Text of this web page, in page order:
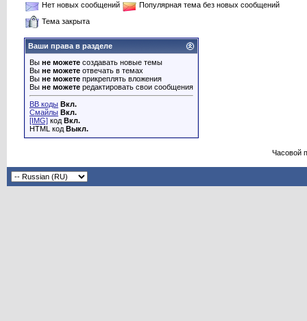
Нет новых сообщений
Популярная тема без новых сообщений
Тема закрыта
Ваши права в разделе
Вы не можете создавать новые темы
Вы не можете отвечать в темах
Вы не можете прикреплять вложения
Вы не можете редактировать свои сообщения
BB коды Вкл.
Смайлы Вкл.
[IMG] код Вкл.
HTML код Выкл.
Часовой